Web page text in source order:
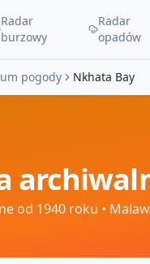
Radar
burzowy
Radar
opadów
pogody Nkhata Bay
od 1940 roku •